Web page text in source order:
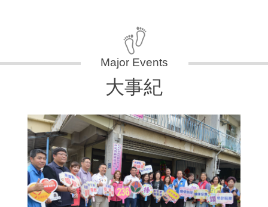
大事紀